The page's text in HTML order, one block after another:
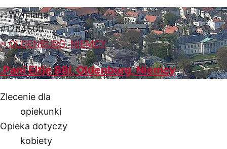
Wymiana
#1284500
OLDENBURG, NIEMCY
.Pani Eltje 88l, Oldenburg, Niemcy
Zlecenie dla
opiekunki
Opieka dotyczy
kobiety